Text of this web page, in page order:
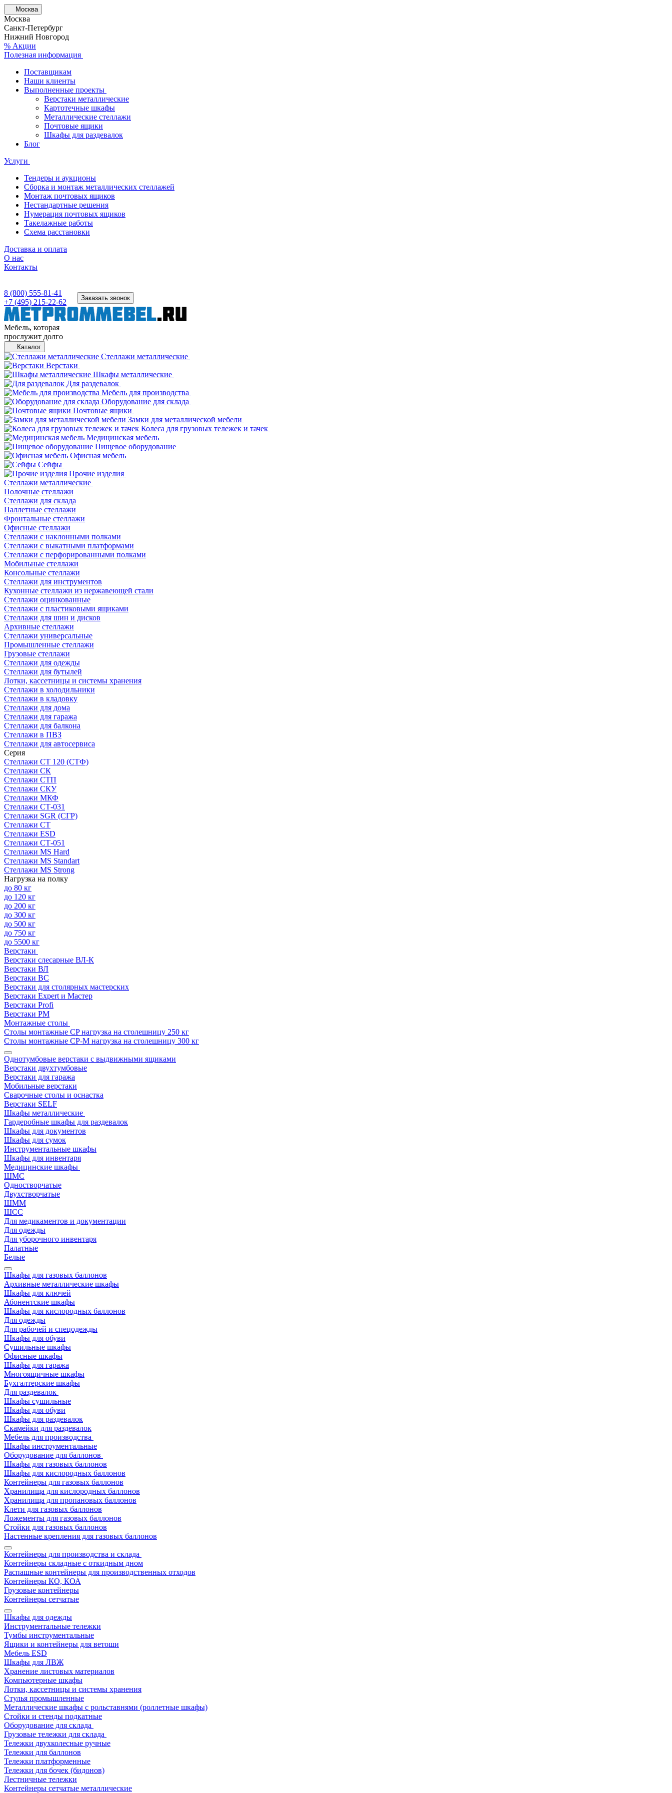
Москва
Москва
Санкт-Петербург
Нижний Новгород
% Акции
Полезная информация
Поставщикам
Наши клиенты
Выполненные проекты
Верстаки металлические
Картотечные шкафы
Металлические стеллажи
Почтовые ящики
Шкафы для раздевалок
Блог
Услуги
Тендеры и аукционы
Сборка и монтаж металлических стеллажей
Монтаж почтовых ящиков
Нестандартные решения
Нумерация почтовых ящиков
Такелажные работы
Схема расстановки
Доставка и оплата
О нас
Контакты
8 (800) 555-81-41
+7 (495) 215-22-62
Заказать звонок
Мебель, которая
прослужит долго
Каталог
Стеллажи металлические
Верстаки
Шкафы металлические
Для раздевалок
Мебель для производства
Оборудование для склада
Почтовые ящики
Замки для металлической мебели
Колеса для грузовых тележек и тачек
Медицинская мебель
Пищевое оборудование
Офисная мебель
Сейфы
Прочие изделия
Стеллажи металлические
Полочные стеллажи
Стеллажи для склада
Паллетные стеллажи
Фронтальные стеллажи
Офисные стеллажи
Стеллажи с наклонными полками
Стеллажи с выкатными платформами
Стеллажи с перфорированными полками
Мобильные стеллажи
Консольные стеллажи
Стеллажи для инструментов
Кухонные стеллажи из нержавеющей стали
Стеллажи оцинкованные
Стеллажи с пластиковыми ящиками
Стеллажи для шин и дисков
Архивные стеллажи
Стеллажи универсальные
Промышленные стеллажи
Грузовые стеллажи
Стеллажи для одежды
Стеллажи для бутылей
Лотки, кассетницы и системы хранения
Стеллажи в холодильники
Стеллажи в кладовку
Стеллажи для дома
Стеллажи для гаража
Стеллажи для балкона
Стеллажи в ПВЗ
Стеллажи для автосервиса
Серия
Стеллажи СТ 120 (СТФ)
Стеллажи СК
Стеллажи СТП
Стеллажи СКУ
Стеллажи МКФ
Стеллажи СТ-031
Стеллажи SGR (СГР)
Стеллажи СТ
Стеллажи ESD
Стеллажи СТ-051
Стеллажи MS Hard
Стеллажи MS Standart
Стеллажи MS Strong
Нагрузка на полку
до 80 кг
до 120 кг
до 200 кг
до 300 кг
до 500 кг
до 750 кг
до 5500 кг
Верстаки
Верстаки слесарные ВЛ-К
Верстаки ВЛ
Верстаки ВС
Верстаки для столярных мастерских
Верстаки Expert и Мастер
Верстаки Profi
Верстаки РМ
Монтажные столы
Столы монтажные СP нагрузка на столешницу 250 кг
Столы монтажные СР-М нагрузка на столешницу 300 кг
Однотумбовые верстаки с выдвижными ящиками
Верстаки двухтумбовые
Верстаки для гаража
Мобильные верстаки
Сварочные столы и оснастка
Верстаки SELF
Шкафы металлические
Гардеробные шкафы для раздевалок
Шкафы для документов
Шкафы для сумок
Инструментальные шкафы
Шкафы для инвентаря
Медицинские шкафы
ШМС
Одностворчатые
Двухстворчатые
ШММ
ШСС
Для медикаментов и документации
Для одежды
Для уборочного инвентаря
Палатные
Белые
Шкафы для газовых баллонов
Архивные металлические шкафы
Шкафы для ключей
Абонентские шкафы
Шкафы для кислородных баллонов
Для одежды
Для рабочей и спецодежды
Шкафы для обуви
Сушильные шкафы
Офисные шкафы
Шкафы для гаража
Многоящичные шкафы
Бухгалтерские шкафы
Для раздевалок
Шкафы сушильные
Шкафы для обуви
Шкафы для раздевалок
Скамейки для раздевалок
Мебель для производства
Шкафы инструментальные
Оборудование для баллонов
Шкафы для газовых баллонов
Шкафы для кислородных баллонов
Контейнеры для газовых баллонов
Хранилища для кислородных баллонов
Хранилища для пропановых баллонов
Клети для газовых баллонов
Ложементы для газовых баллонов
Стойки для газовых баллонов
Настенные крепления для газовых баллонов
Контейнеры для производства и склада
Контейнеры складные с откидным дном
Распашные контейнеры для производственных отходов
Контейнеры КО, КОА
Грузовые контейнеры
Контейнеры сетчатые
Шкафы для одежды
Инструментальные тележки
Тумбы инструментальные
Ящики и контейнеры для ветоши
Мебель ESD
Шкафы для ЛВЖ
Хранение листовых материалов
Компьютерные шкафы
Лотки, кассетницы и системы хранения
Стулья промышленные
Металлические шкафы с рольставнями (роллетные шкафы)
Стойки и стенды подкатные
Оборудование для склада
Грузовые тележки для склада
Тележки двухколесные ручные
Тележки для баллонов
Тележки платформенные
Тележки для бочек (бидонов)
Лестничные тележки
Контейнеры сетчатые металлические